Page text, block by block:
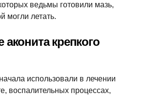
ведьмы готовили мазь,
могли летать.
крепкого
использовали в лечении
воспалительных процессах,